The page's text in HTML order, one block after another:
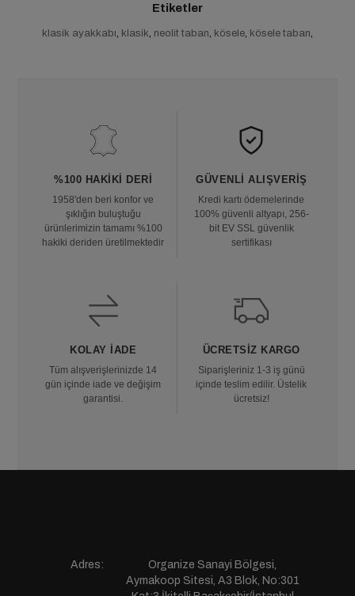
Etiketler
klasik ayakkabı klasik neolit taban kösele kösele taban
%100 HAKIKI DERI
1958'den beri konfor ve
şıklığın buluştuğu
ürünlerimizin tamamı %100
hakiki deriden üretilmektedir
GÜVENLI ALIŞVERIŞ
Kredi kartı ödemelerinde
100% güvenli altyapı, 256-
bit EV SSL güvenlik
sertifikası
KOLAY İADE
Tüm alışverişlerinizde 14
gün içinde iade ve değişim
garantisi.
ÜCRETSIZ KARGO
Siparişleriniz 1-3 iş günü
içinde teslim edilir. Üstelik
ücretsiz!
Adres:
Organize Sanayi Bölgesi,
Aymakoop Sitesi, A3 Blok, No:301